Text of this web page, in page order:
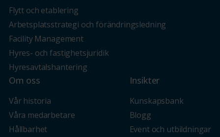
Flytt och etablering
Arbetsplatsstrategi och förändringsledning
Facility Management
Hyres- och fastighetsjuridik
Hyresavtalshantering
Om oss
Vår historia
Våra medarbetare
Hållbarhet
Insikter
Kunskapsbank
Blogg
Event och utbildningar